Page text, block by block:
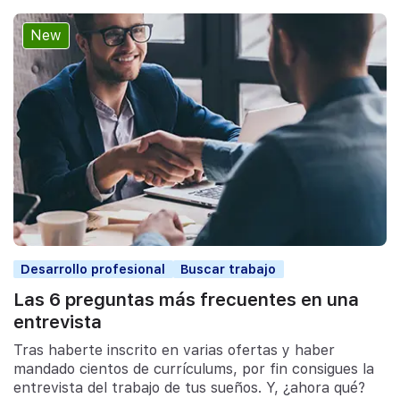
New
Desarrollo profesional Buscar trabajo
Las 6 preguntas más frecuentes en una
entrevista
Tras haberte inscrito en varias ofertas y haber
mandado cientos de currículums, por fin consigues la
entrevista del trabajo de tus sueños. Y, ¿ahora qué?